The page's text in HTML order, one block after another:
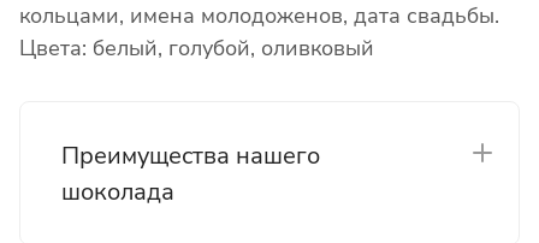
кольцами, имена молодоженов, дата свадьбы.
Цвета: белый, голубой, оливковый
Преимущества нашего
шоколада